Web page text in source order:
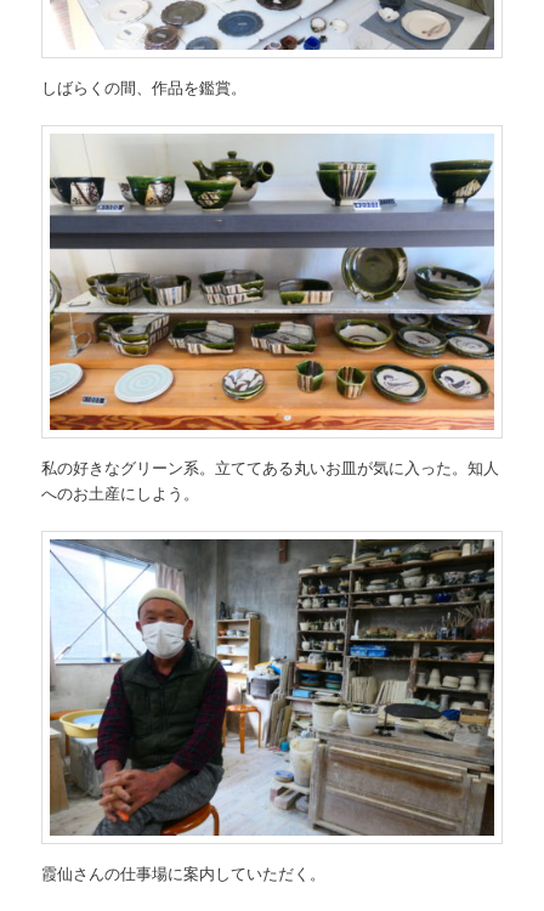
しばらくの間、作品を鑑賞。
私の好きなグリーン系。立ててある丸いお皿が気に入った。知人
へのお土産にしよう。
霞仙さんの仕事場に案内していただく。